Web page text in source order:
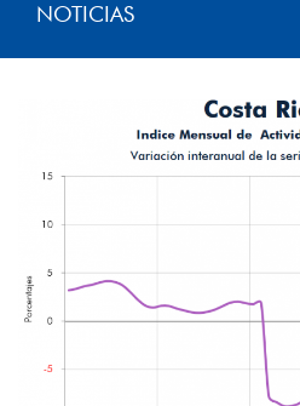
NOTICIAS